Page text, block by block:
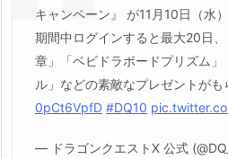
キャンペーン』 が11月10日（水
期間中ログインすると最大20日
章」「ベビドラボードプリズム
ル」などの素敵なプレゼントがも
0pCt6VpfD #DQ10
— ドラゴンクエストX 公式